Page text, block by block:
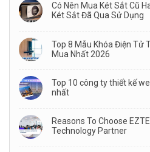
Có Nên Mua Két Sắt Cũ
Két Sắt Đã Qua Sử Dụng
Top 8 Mẫu Khóa Điện Tử
Mua Nhất 2026
Top 10 công ty thiết kế
nhất
Reasons To Choose
Technology Partner